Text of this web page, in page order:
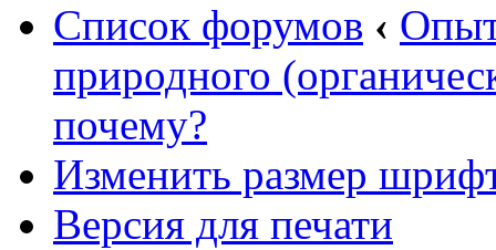
Список форумов ‹
природного
почему?
Изменить размер
Версия для печати